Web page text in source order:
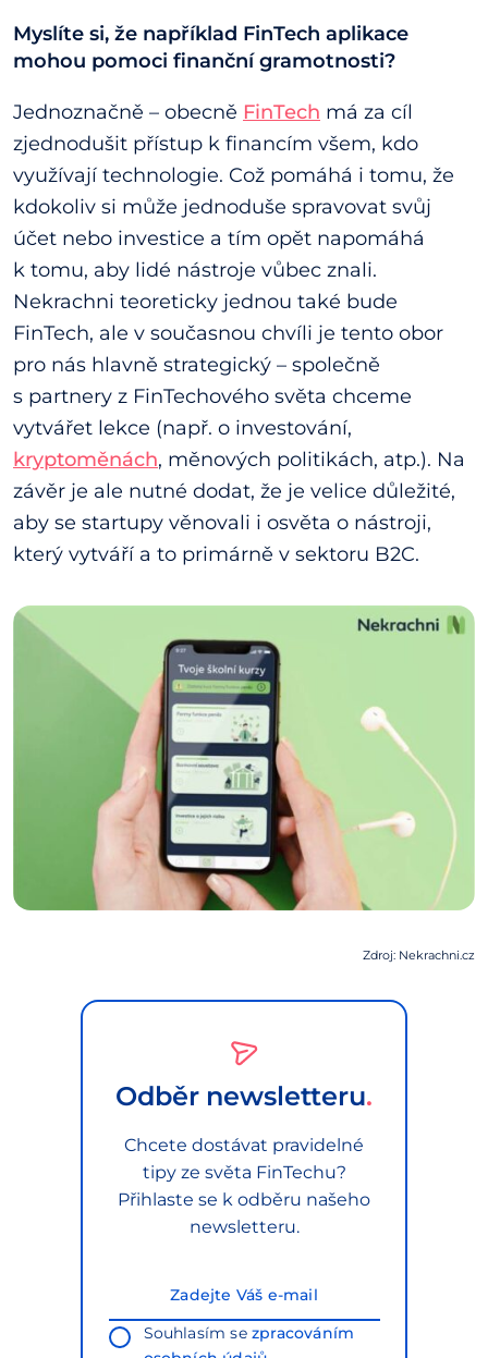
Myslíte si, že například FinTech aplikace
mohou pomoci finanční gramotnosti?
Jednoznačně – obecně FinTech má za cíl
zjednodušit přístup k financím všem, kdo
využívají technologie. Což pomáhá i tomu, že
kdokoliv si může jednoduše spravovat svůj
účet nebo investice a tím opět napomáhá
k tomu, aby lidé nástroje vůbec znali.
Nekrachni teoreticky jednou také bude
FinTech, ale v současnou chvíli je tento obor
pro nás hlavně strategický – společně
s partnery z FinTechového světa chceme
vytvářet lekce (např. o investování,
kryptoměnách, měnových politikách, atp.). Na
závěr je ale nutné dodat, že je velice důležité,
aby se startupy věnovali i osvěta o nástroji,
který vytváří a to primárně v sektoru B2C.
Zdroj: Nekrachni.cz
Odběr newsletteru
Chcete dostávat pravidelné
tipy ze světa FinTechu?
Přihlaste se k odběru našeho
newsletteru.
Souhlasím sezpracováním